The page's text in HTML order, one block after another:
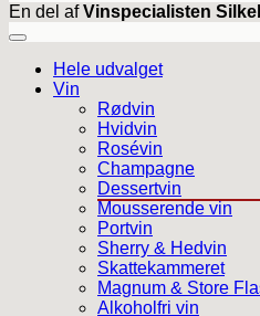
En del afVinspecialisten
Hele udvalget
Vin
Rødvin
Hvidvin
Rosévin
Champagne
Dessertvin
Mousserende vin
Portvin
Sherry & Hedvin
Skattekammeret
Magnum & Store
Alkoholfri vin